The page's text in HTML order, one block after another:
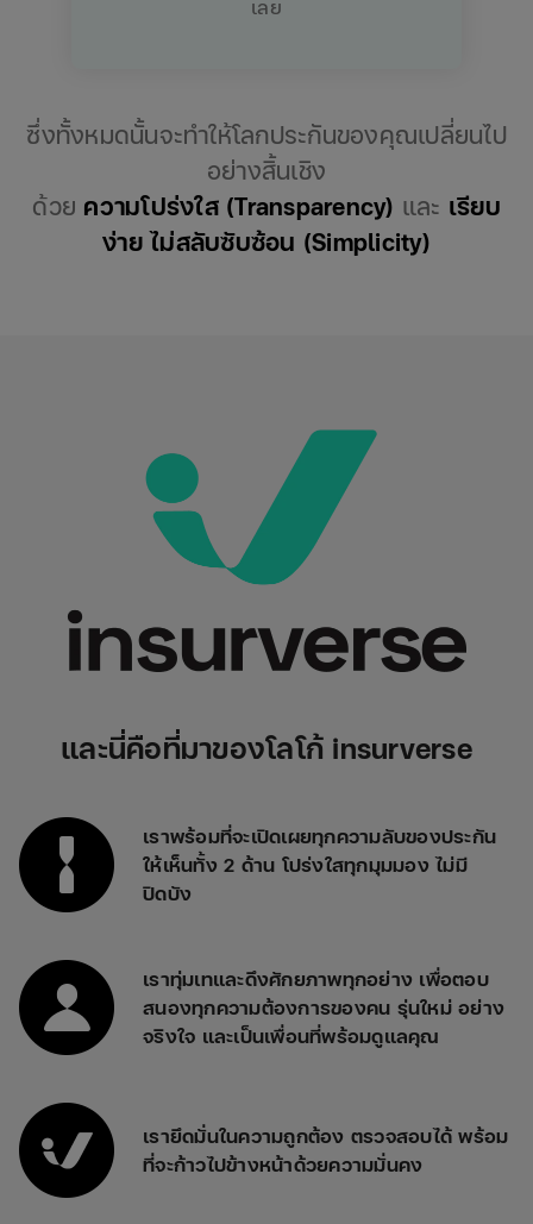
เลย
ซึ่งทั้งหมดนั้นจะทำให้โลกประกันของคุณเปลี่ยนไป
อย่างสิ้นเชิง
ด้วย ความโปร่งใส (Transparency) และ เรียบ
ง่าย ไม่สลับซับซ้อน (Simplicity)
และนี่คือที่มาของโลโก้ insurverse
เราพร้อมที่จะเปิดเผยทุกความลับของประกัน
ให้เห็นทั้ง 2 ด้าน โปร่งใสทุกมุมมอง ไม่มี
ปิดบัง
เราทุ่มเทและดึงศักยภาพทุกอย่าง เพื่อตอบ
สนองทุกความต้องการของคน รุ่นใหม่ อย่าง
จริงใจ และเป็นเพื่อนที่พร้อมดูแลคุณ
เรายึดมั่นในความถูกต้อง ตรวจสอบได้ พร้อม
ที่จะก้าวไปข้างหน้าด้วยความมั่นคง